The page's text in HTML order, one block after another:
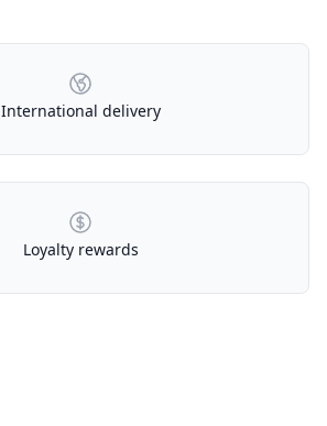
International delivery
Loyalty rewards